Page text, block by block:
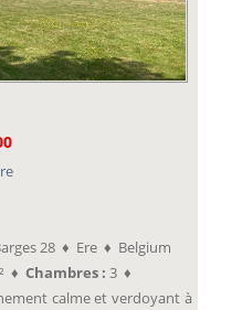
28 ♦ Ere ♦ Belgium
♦ Chambres : 3 ♦
calme et verdoyant à